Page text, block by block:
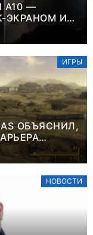
A10 —
ЭКРАНОМ И
ИГРЫ
ОБЪЯСНИЛ,
НОВОСТИ